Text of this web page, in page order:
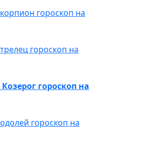
гороскоп на
гороскоп на
гороскоп на
гороскоп на